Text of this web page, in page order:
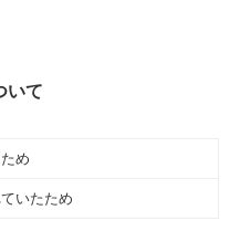
いて
め
いたため